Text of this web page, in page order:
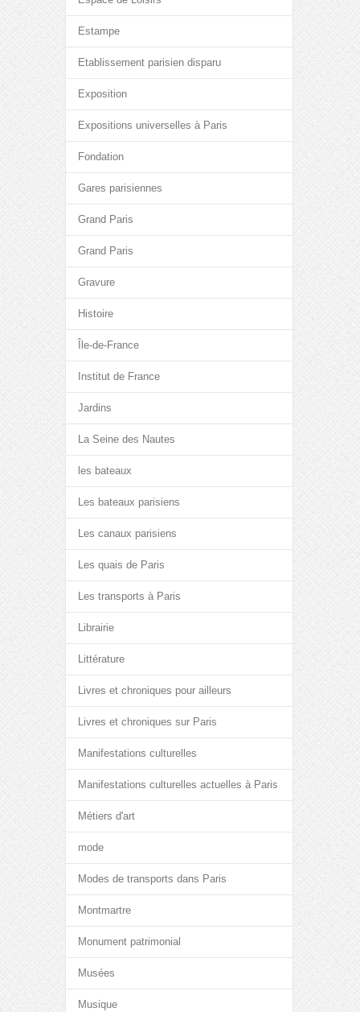
Estampe
Etablissement parisien disparu
Exposition
Expositions universelles à Paris
Fondation
Gares parisiennes
Grand Paris
Grand Paris
Gravure
Histoire
Île-de-France
Institut de France
Jardins
La Seine des Nautes
les bateaux
Les bateaux parisiens
Les canaux parisiens
Les quais de Paris
Les transports à Paris
Librairie
Littérature
Livres et chroniques pour ailleurs
Livres et chroniques sur Paris
Manifestations culturelles
Manifestations culturelles actuelles à Paris
Métiers d'art
mode
Modes de transports dans Paris
Montmartre
Monument patrimonial
Musées
Musique